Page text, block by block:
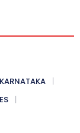
KARNATAKA